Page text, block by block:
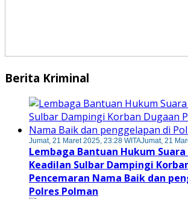
Berita Kriminal
Jumat, 21 Maret 2025, 23:28 WITAJumat, 21
Lembaga Bantuan Hukum
Keadilan Sulbar Dampingi
Pencemaran Nama Baik dan
Polres Polman